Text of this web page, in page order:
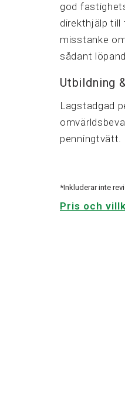
god
direkthjälp till
misstanke
sådant
Utbildning
Lagstadgad
penningtvätt.
*Inkluderar inte
Pris och